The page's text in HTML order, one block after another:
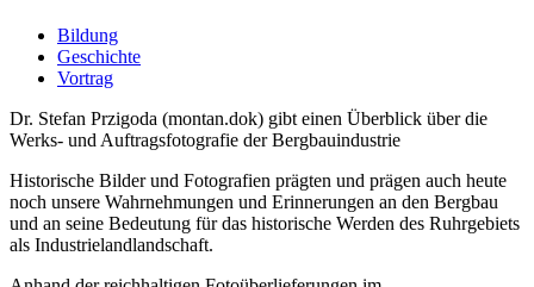
Bildung
Geschichte
Vortrag
Dr. Stefan Przigoda (montan.dok) gibt einen Überblick über die
Werks- und Auftragsfotografie der Bergbauindustrie
Historische Bilder und Fotografien prägten und prägen auch heute
noch unsere Wahrnehmungen und Erinnerungen an den Bergbau
und an seine Bedeutung für das historische Werden des Ruhrgebiets
als Industrielandlandschaft.